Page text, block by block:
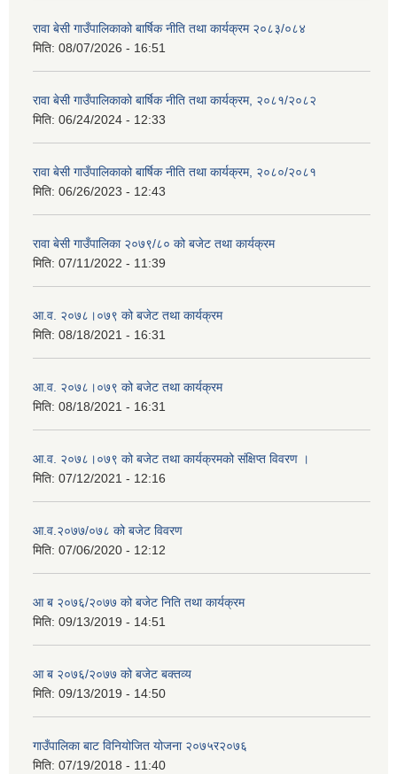
रावा बेसी गाउँपालिकाको बार्षिक नीति तथा कार्यक्रम २०८३/०८४
मिति: 08/07/2026 - 16:51
रावा बेसी गाउँपालिकाको बार्षिक नीति तथा कार्यक्रम, २०८१/२०८२
मिति: 06/24/2024 - 12:33
रावा बेसी गाउँपालिकाको बार्षिक नीति तथा कार्यक्रम, २०८०/२०८१
मिति: 06/26/2023 - 12:43
रावा बेसी गाउँपालिका २०७९/८० को बजेट तथा कार्यक्रम
मिति: 07/11/2022 - 11:39
आ.व. २०७८।०७९ को बजेट तथा कार्यक्रम
मिति: 08/18/2021 - 16:31
आ.व. २०७८।०७९ को बजेट तथा कार्यक्रम
मिति: 08/18/2021 - 16:31
आ.व. २०७८।०७९ को बजेट तथा कार्यक्रमको संक्षिप्त विवरण ।
मिति: 07/12/2021 - 12:16
आ.व.२०७७/०७८ को बजेट विवरण
मिति: 07/06/2020 - 12:12
आ ब २०७६/२०७७ को बजेट निति तथा कार्यक्रम
मिति: 09/13/2019 - 14:51
आ ब २०७६/२०७७ को बजेट बक्तव्य
मिति: 09/13/2019 - 14:50
गाउँपालिका बाट विनियोजित योजना २०७५र२०७६
मिति: 07/19/2018 - 11:40